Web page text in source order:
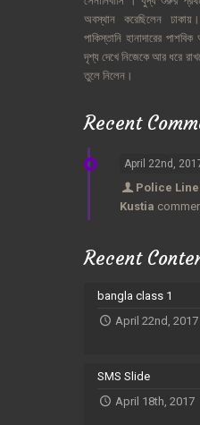
অবস্থান
করেছিলেন ঢাকায়।
পাকিস্তানি হানাদারের পাশবিক
দৃশ্য দেখে নিজেকে আর ধরে
তুলে নিলেন।
Recent
April 22nd,
Police
Kustia
Recent
bangla class 1
April 22nd, 2017
SMS Slide
April 18th, 2017